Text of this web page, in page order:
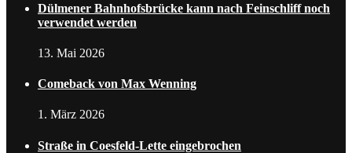
Dülmener Bahnhofsbrücke kann nach Feinschliff noch
verwendet werden
13. Mai 2026
Comeback von Max Wenning
1. März 2026
Straße in Coesfeld-Lette eingebrochen